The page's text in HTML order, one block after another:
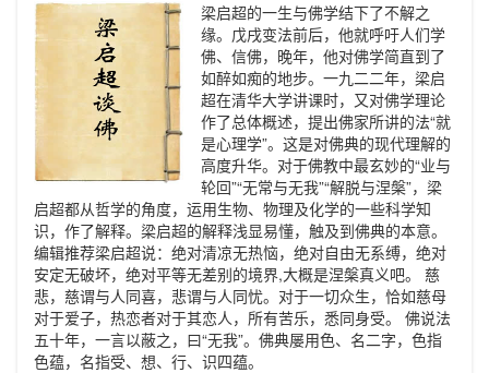
梁启超的一生与佛学结下了不解之
缘。戊戌变法前后，他就呼吁人们学
佛、信佛，晚年，他对佛学简直到了
如醉如痴的地步。一九二二年，梁启
超在清华大学讲课时，又对佛学理论
作了总体概述，提出佛家所讲的法“就
是心理学”。这是对佛典的现代理解的
高度升华。对于佛教中最玄妙的“业与
轮回”“无常与无我”“解脱与涅槃”，梁
启超都从哲学的角度，运用生物、物理及化学的一些科学知
识，作了解释。梁启超的解释浅显易懂，触及到佛典的本意。
编辑推荐梁启超说：绝对清凉无热恼，绝对自由无系缚，绝对
安定无破坏，绝对平等无差别的境界,大概是涅槃真义吧。 慈
悲，慈谓与人同喜，悲谓与人同忧。对于一切众生，恰如慈母
对于爱子，热恋者对于其恋人，所有苦乐，悉同身受。 佛说法
五十年，一言以蔽之，曰“无我”。佛典屡用色、名二字，色指
色蕴，名指受、想、行、识四蕴。